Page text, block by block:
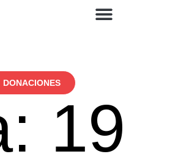
DONACIONES
19